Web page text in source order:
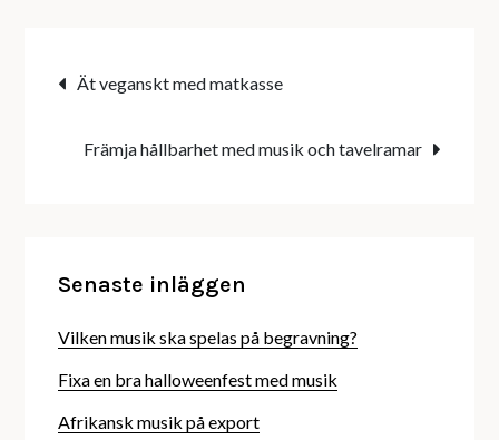
Inläggsnavigering
Ät veganskt med matkasse
Främja hållbarhet med musik och tavelramar
Senaste inläggen
Vilken musik ska spelas på begravning?
Fixa en bra halloweenfest med musik
Afrikansk musik på export